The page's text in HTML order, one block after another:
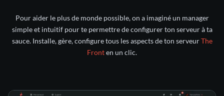
conservée pendant 6 mois
Pour aider le plus de monde possible, on a imaginé un manager
simple et intuitif pour te permettre de configurer ton serveur à ta
sauce. Installe, gère, configure tous les aspects de ton serveur The
Fronten un clic.